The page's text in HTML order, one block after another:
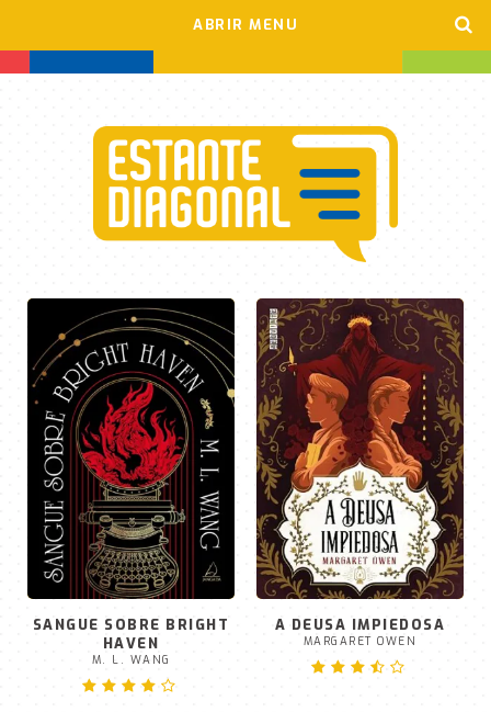
ABRIR MENU
SANGUE SOBRE BRIGHT
HAVEN
M. L. WANG
A DEUSA IMPIEDOSA
MARGARET OWEN